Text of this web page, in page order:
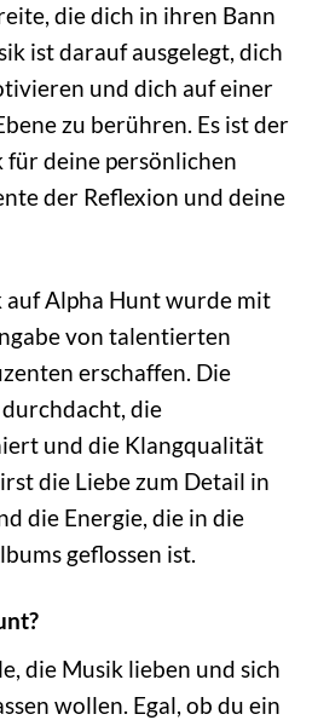
die dich in ihren Bann
ist darauf ausgelegt, dich
und dich auf einer
zu berühren. Es ist der
deine persönlichen
der Reflexion und deine
auf Alpha Hunt wurde mit
von talentierten
erschaffen. Die
die
und die Klangqualität
die Liebe zum Detail in
die Energie, die in die
geflossen ist.
die Musik lieben und sich
wollen. Egal, ob du ein